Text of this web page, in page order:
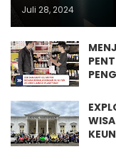
Juli 28, 2024